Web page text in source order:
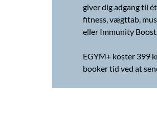
giver dig adgang til
fitness, vægttab,
eller Immunity
EGYM+ koster 399
booker tid ved at